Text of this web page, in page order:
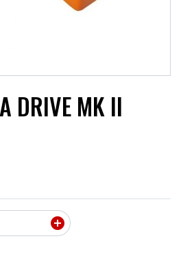
DRIVE MK II

ACCESSOIRES
PROMOTIONS